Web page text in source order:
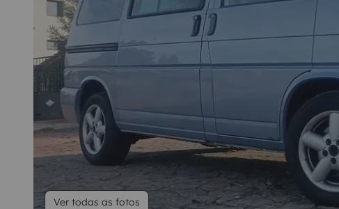
Ver todas as fotos